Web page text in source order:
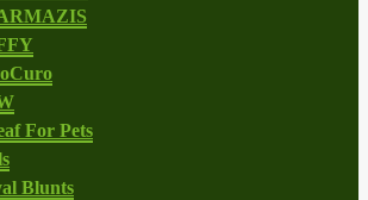
For Pets
Blunts